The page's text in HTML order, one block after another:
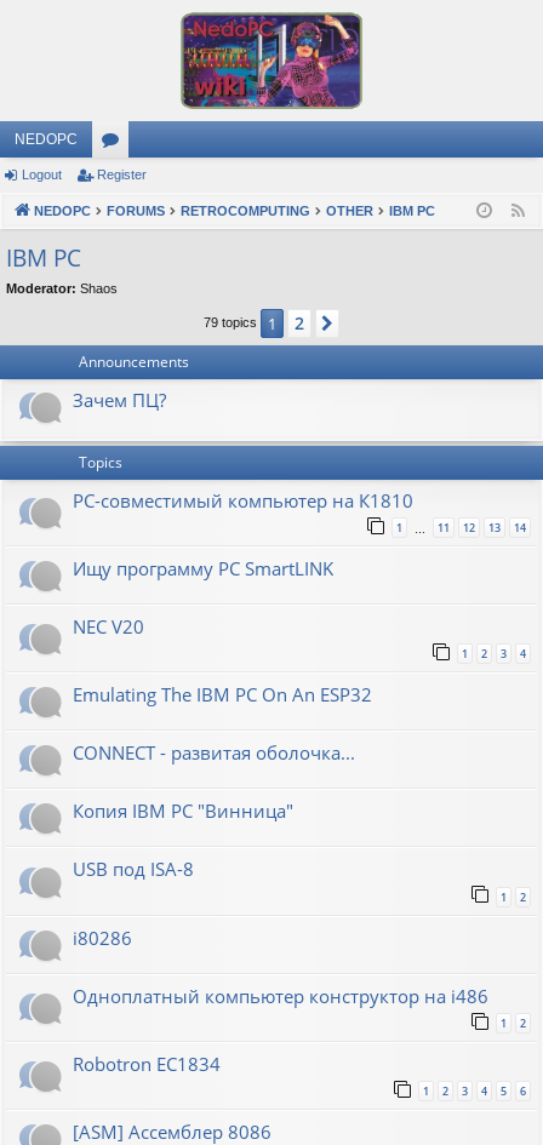
NEDOPC
or
u
s
Logout Register
NEDOPC FORUMS RETROCOMPUTING OTHER IBM PC
IBM PC
Moderator: Shaos
79 topics 1 2
Announcements
Зачем ПЦ?
Topics
PC-совместимый компьютер на К1810
1 … 11 12 13 14
Ищу программу PC SmartLINK
NEC V20
1 2 3 4
Emulating The IBM PC On An ESP32
CONNECT - развитая оболочка...
Копия IBM PC "Винница"
USB под ISA-8
1 2
i80286
Одноплатный компьютер конструктор на i486
1 2
Robotron EC1834
1 2 3 4 5 6
[ASM] Ассемблер 8086